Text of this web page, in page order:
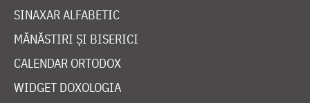
SINAXAR ALFABETIC
MĂNĂSTIRI ȘI BISERICI
CALENDAR ORTODOX
WIDGET DOXOLOGIA